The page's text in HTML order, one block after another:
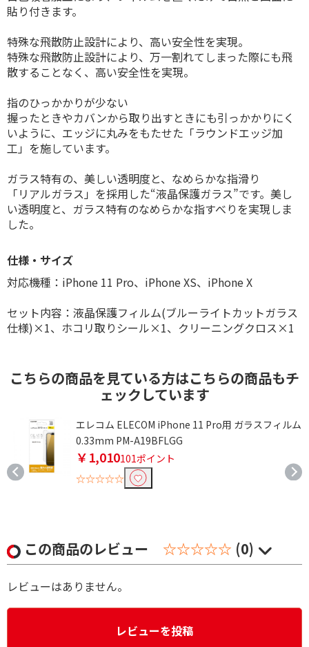
貼り付きます。
特殊な飛散防止設計により、高い安全性を実現。
特殊な飛散防止設計により、万一割れてしまった際にも飛
散することなく、高い安全性を実現。
指のひっかかりが少ない
握ったときやカバンから取り出すときにも引っかかりにく
いように、エッジに丸みをもたせた「ラウンドエッジ加
工」を施しています。
ガラス特有の、美しい透明度と、なめらかな指滑り
「リアルガラス」を採用した“液晶保護ガラス”です。美し
い透明度と、ガラス特有のなめらかな指すべりを実現しま
した。
仕様・サイズ
対応機種：iPhone 11 Pro、iPhone XS、iPhone X
セット内容：液晶保護フィルム(ブルーライトカットガラス
仕様)×1、ホコリ取りシール×1、クリーニングクロス×1
こちらの商品を見ている方はこちらの商品もチ
ェックしています
エレコム ELECOM iPhone 11 Pro用 ガラスフィルム
0.33mm PM-A19BFLGG
￥1,010101ポイント
☆☆☆☆☆
この商品のレビュー ☆☆☆☆☆ (0)
レビューはありません。
レビューを投稿